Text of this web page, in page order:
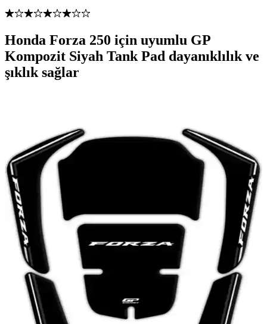
Honda Forza 250 için uyumlu GP
Kompozit Siyah Tank Pad dayanıklılık ve
şıklık sağlar